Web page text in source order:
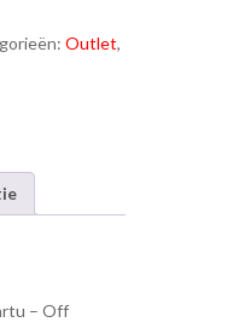
Outlet,
– Off